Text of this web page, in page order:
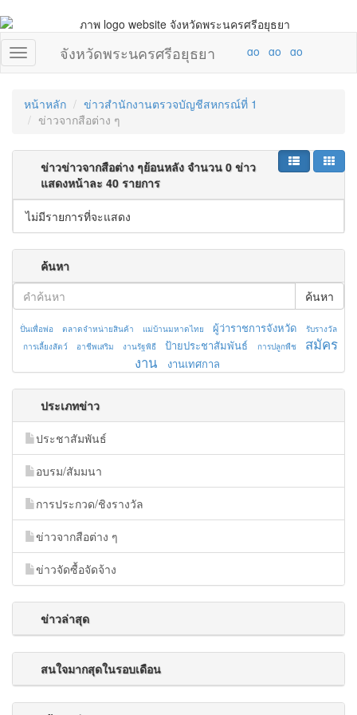
จังหวัดพระนครศรีอยุธยา
หน้าหลัก
ข่าวสำนักงานตรวจบัญชีสหกรณ์ที่ 1
ข่าวจากสือต่าง ๆ
ข่าวข่าวจากสือต่าง ๆย้อนหลัง จำนวน 0 ข่าว
แสดงหน้าละ 40 รายการ
ไม่มีรายการที่จะแสดง
ค้นหา
ค้นหา
ปั่นเพื่อพ่อ ตลาดจำหน่ายสินค้า แม่บ้านมหาดไทย ผู้ว่าราชการจังหวัด
รับรางวัล
การเลี้ยงสัตว์
อาชีพเสริม งานรัฐพิธี ป้ายประชาสัมพันธ์ การปลูกพืช
สมัคร
งาน
งานเทศกาล
ประเภทข่าว
ประชาสัมพันธ์
อบรม/สัมมนา
การประกวด/ชิงรางวัล
ข่าวจากสือต่าง ๆ
ข่าวจัดซื้อจัดจ้าง
ข่าวล่าสุด
สนใจมากสุดในรอบเดือน